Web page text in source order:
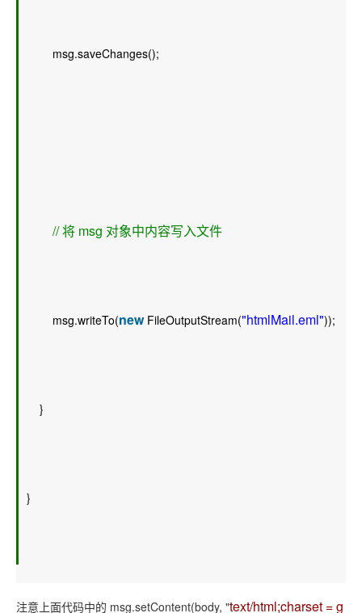
msg.saveChanges();
// 将 msg 对象中内容写入文件
msg.writeTo(new FileOutputStream("htmlMail.eml"));
}
}
注意上面代码中的 msg.setContent(body, "text/html;charset = g